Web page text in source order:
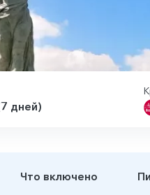
дней)
Что включено